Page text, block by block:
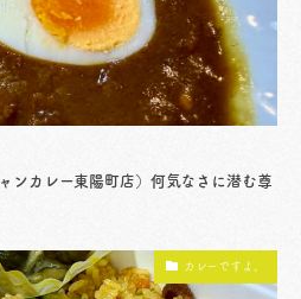
カレー東陽町店）何気なさに潜む尊
カレーですよ。